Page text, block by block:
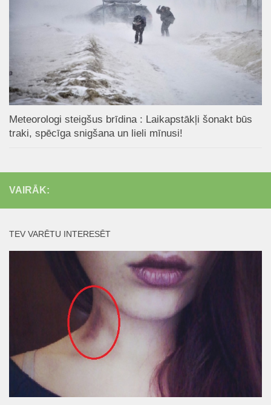
Meteorologi steigšus brīdina : Laikapstākļi šonakt būs
traki, spēcīga snigšana un lieli mīnusi!
VAIRĀK:
TEV VARĒTU INTERESĒT